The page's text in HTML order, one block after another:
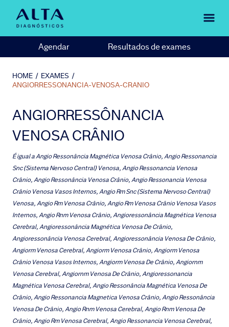
Agendar Resultados de exames
HOME / EXAMES /
ANGIORRESSONANCIA-VENOSA-CRANIO
ANGIORRESSÔNANCIA
VENOSA CRÂNIO
É igual aAngio Ressonância Magnética Venosa Crânio, Angio Ressonancia
Snc (Sistema Nervoso Central) Venosa, Angio Ressonancia Venosa
Crânio, Angio Ressonância Venosa Crânio, Angio Ressonancia Venosa
Crânio Venosa Vasos Internos, Angio Rm Snc (Sistema Nervoso Central)
Venosa, Angio Rm Venosa Crânio, Angio Rm Venosa Crânio Venosa Vasos
Internos, Angio Rnm Venosa Crânio, Angioressonância Magnética Venosa
Cerebral, Angioressonância Magnética Venosa De Crânio,
Angioressonância Venosa Cerebral, Angioressonância Venosa De Crânio,
Angiorm Venosa Cerebral, Angiorm Venosa Crânio, Angiorm Venosa
Crânio Venosa Vasos Internos, Angiorm Venosa De Crânio, Angiornm
Venosa Cerebral, Angiornm Venosa De Crânio, Angioressonancia
Magnética Venosa Cerebral, Angio Ressonância Magnética Venosa De
Crânio, Angio Ressonancia Magnetica Venosa Crânio, Angio Ressonância
Venosa De Crânio, Angio Rnm Venosa Cerebral, Angio Rnm Venosa De
Crânio, Angio Rm Venosa Cerebral, Angio Ressonancia Venosa Cerebral,